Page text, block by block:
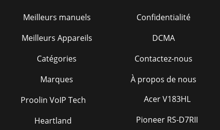
Meilleurs manuels
Meilleurs Appareils
Catégories
Marques
Confidentialité
DCMA
Contactez-nous
À propos de nous
Proolin VoIP Tech
Heartland
Acer V183HL
Pioneer RS-D7RII